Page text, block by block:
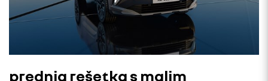
prednja rešetka s malim